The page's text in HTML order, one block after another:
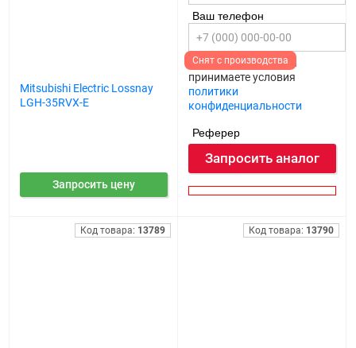
Mitsubishi Electric Lossnay
LGH-35RVX-E
Запросить цену
Cнят с производства
Приточно-вытяжная
установка Mitsubishi Electric
Ваш телефон
Нажимая кнопку, вы
принимаете условия
политики
конфиденциальности
Реферер
Запросить аналог
Код товара: 13789 Код товара: 13790